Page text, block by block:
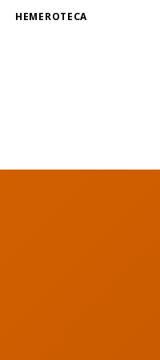
HEMEROTECA